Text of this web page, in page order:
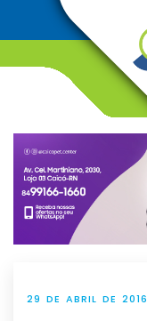
29 DE ABRIL DE 2016